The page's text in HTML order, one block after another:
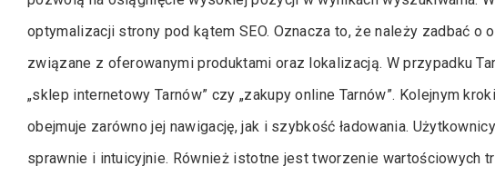
optymalizacji strony pod kątem SEO. Oznacza to, że należy zadbać o
związane z oferowanymi produktami oraz lokalizacją. W przypadku
„sklep internetowy Tarnów” czy „zakupy online Tarnów”. Kolejnym
obejmuje zarówno jej nawigację, jak i szybkość ładowania.
sprawnie i intuicyjnie. Również istotne jest tworzenie wartościowych